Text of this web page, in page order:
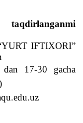
IFTIXORI”
17-30 gacha